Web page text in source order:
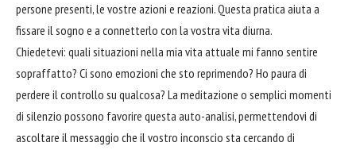
persone presenti, le vostre azioni e reazioni. Questa pratica aiuta a
fissare il sogno e a connetterlo con la vostra vita diurna.
Chiedetevi: quali situazioni nella mia vita attuale mi fanno sentire
sopraffatto? Ci sono emozioni che sto reprimendo? Ho paura di
perdere il controllo su qualcosa? La meditazione o semplici momenti
di silenzio possono favorire questa auto-analisi, permettendovi di
ascoltare il messaggio che il vostro inconscio sta cercando di